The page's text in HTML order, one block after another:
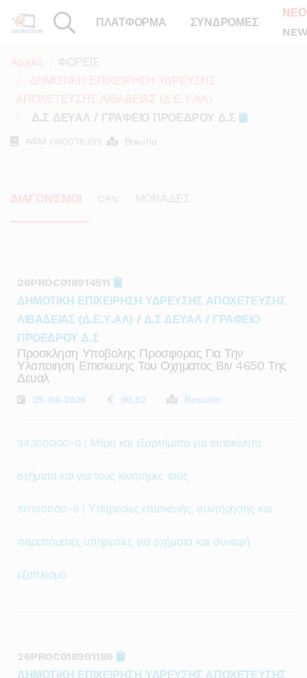
ΠΛΑΤΦΟΡΜΑ ΣΥΝΔΡΟΜΕΣ
Αρχική
ΦΟΡΕΙΣ
ΔΗΜΟΤΙΚΗ ΕΠΙΧΕΙΡΗΣΗ ΥΔΡΕΥΣΗΣ
ΑΠΟΧΕΤΕΥΣΗΣ ΛΙΒΑΔΕΙΑΣ (Δ.Ε.Υ.ΑΛ)
Δ.Σ ΔΕΥΑΛ / ΓΡΑΦΕΙΟ ΠΡΟΕΔΡΟΥ Δ.Σ
ΑΦΜ 090078395 Βοιωτία
ΔΙΑΓΩΝΙΣΜΟΙ
26PROC018914511
ΔΗΜΟΤΙΚΗ ΕΠΙΧΕΙΡΗΣΗ ΥΔΡΕΥΣΗΣ ΑΠΟΧΕΤΕΥΣΗΣ
ΛΙΒΑΔΕΙΑΣ (Δ.Ε.Υ.ΑΛ) / Δ.Σ ΔΕΥΑΛ / ΓΡΑΦΕΙΟ
ΠΡΟΕΔΡΟΥ Δ.Σ
Προσκληση Υποβολης Προσφορας Για Την
Υλοποιηση Επισκευης Του Οχηματος Βιν 4650 Της
Δευαλ
29-04-2026 90,52 Βοιωτία
34300000-0 | Μέρη και εξαρτήματα για αυτοκίνητα
οχήματα και για τους κινητήρες τους
50100000-6 | Υπηρεσίες επισκευής, συντήρησης και
παρεπόμενες υπηρεσίες για οχήματα και συναφή
εξοπλισμό
26PROC018901186
ΔΗΜΟΤΙΚΗ ΕΠΙΧΕΙΡΗΣΗ ΥΔΡΕΥΣΗΣ ΑΠΟΧΕΤΕΥΣΗΣ